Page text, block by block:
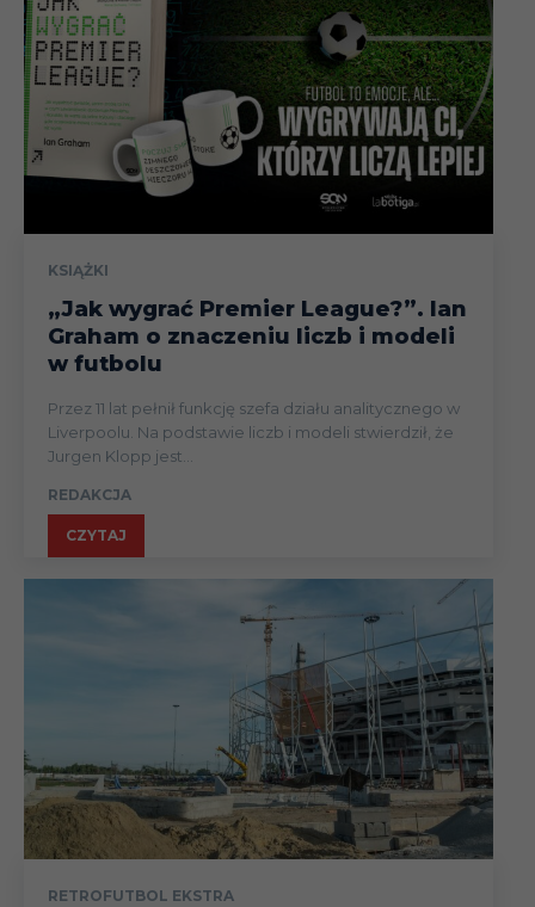
KSIĄŻKI
„Jak wygrać Premier League?”. Ian
Graham o znaczeniu liczb i modeli
w futbolu
Przez 11 lat pełnił funkcję szefa działu analitycznego w
Liverpoolu. Na podstawie liczb i modeli stwierdził, że
Jurgen Klopp jest...
REDAKCJA
CZYTAJ
RETROFUTBOL EKSTRA